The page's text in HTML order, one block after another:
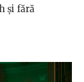
şi fără